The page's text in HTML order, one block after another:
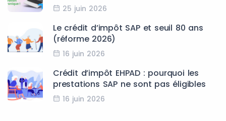
25 juin 2026
Le crédit d’impôt SAP et seuil 80 ans
(réforme 2026)
16 juin 2026
Crédit d’impôt EHPAD : pourquoi les
prestations SAP ne sont pas éligibles
16 juin 2026